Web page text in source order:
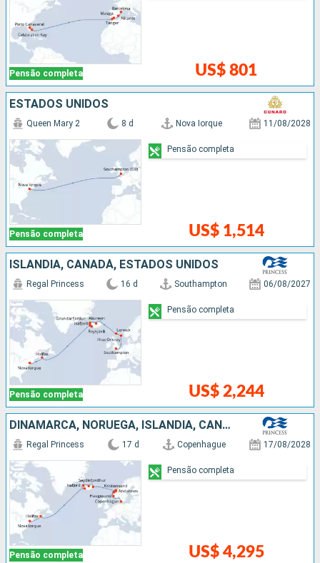
Pensão completa US$ 801
ESTADOS UNIDOS
Pensão completa
Queen Mary 2 8 d Nova Iorque 11/08/2028
US$ 1,514
Pensão completa
ISLÂNDIA, CANADÁ, ESTADOS UNIDOS
Pensão completa
Regal Princess 16 d Southampton 06/08/2027
US$ 2,244
Pensão completa
DINAMARCA, NORUEGA, ISLÂNDIA, CANADÁ, ESTADOS UNIDOS
Pensão completa
Regal Princess 17 d Copenhague 17/08/2028
US$ 4,295
Pensão completa